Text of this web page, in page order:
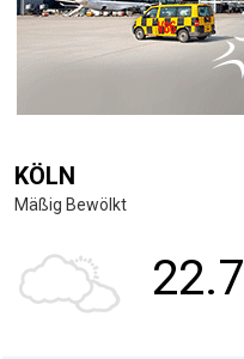
KÖLN
Mäßig Bewölkt
22.7